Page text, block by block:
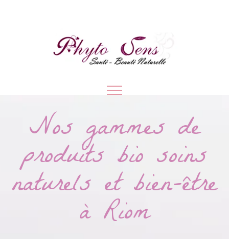
Nos gammes de
produits bio soins
naturels et bien-être
à Riom